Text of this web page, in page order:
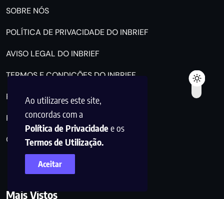
Ao utilizares este site,
concordas com a
Política de Privacidadee os
Termos de Utilização.
Aceitar
SOBRE NÓS
POLÍTICA DE PRIVACIDADE DO INBRIEF
AVISO LEGAL DO INBRIEF
TERMOS E CONDIÇÕES DO INBRIEF
PUBLICIDADE NO INBRIEF
POLÍTICA DE COOKIES DO INBRIEF
CONTACTOS DO INBRIEF
Mais Vistos